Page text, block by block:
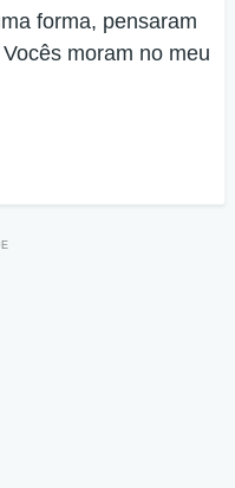
forma, pensaram
moram no meu